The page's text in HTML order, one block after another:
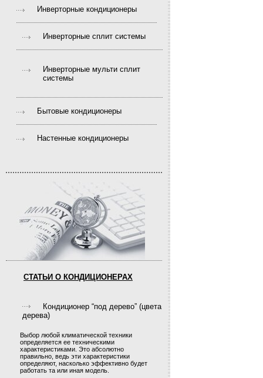
Инверторные кондиционеры
Инверторные сплит системы
Инверторные мульти сплит
системы
Бытовые кондиционеры
Настенные кондиционеры
СТАТЬИ О КОНДИЦИОНЕРАХ
Кондиционер “под дерево” (цвета
дерева)
Выбор любой климатической техники
определяется ее техническими
характеристиками. Это абсолютно
правильно, ведь эти характеристики
определяют, насколько эффективно будет
работать та или иная модель.